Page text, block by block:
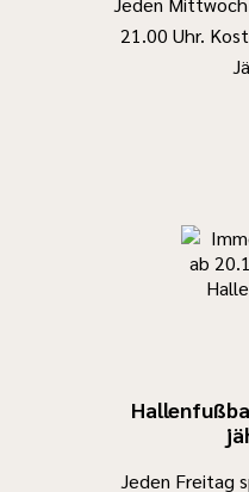
21.00 Uhr.
Jeden Freitag